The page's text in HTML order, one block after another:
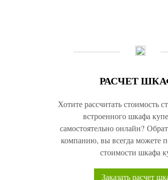
РАСЧЕТ
Хотите рассчитать стоимость
встроенного шкафа
самостоятельно онлайн?
компанию, вы всегда можете
стоимости шкафа
Заказать расчет